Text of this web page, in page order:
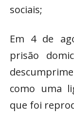
sociais;
Em 4 de
prisão
como uma
que foi